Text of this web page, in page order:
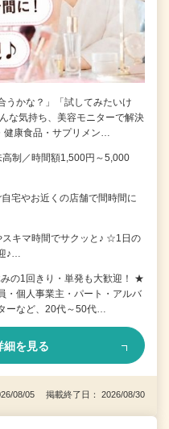
うかな？」「試してみたいけ
な気持ち、美容モニターで解決
康食品・サプリメン…
制／時間額1,500円～5,000
宅やお近くの店舗で間時間に
キマ時間でサクッと♪ ☆1日の
♪…
の1回きり・単発も大歓迎！ ★
・個人事業主・パート・アルバ
ーなど、20代～50代…
細を見る
08/05 掲載終了日： 2026/08/30